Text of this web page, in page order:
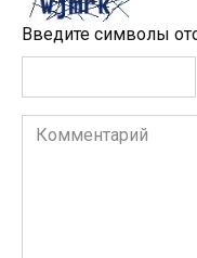
Введите символы
Комментарий